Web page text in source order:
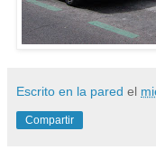
Escrito en la pared el
Compartir